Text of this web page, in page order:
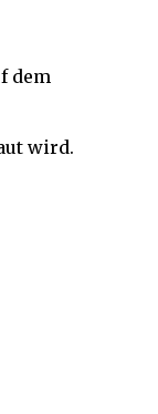
dem
wird.